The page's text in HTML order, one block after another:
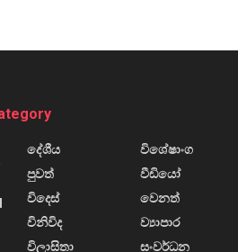
දේශීය
පුවත්
විදෙස්
විනිවිද
විලාසිතා
විශේෂාංග
වීඩියෝ
වෙනත්
ව්‍යාපාර
සංවර්ධන